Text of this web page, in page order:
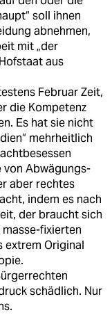
soll ihnen
abnehmen,
mit „der
aus
Februar Zeit,
die Kompetenz
Es hat sie nicht
mehrheitlich
von Abwägungs-
aber rechtes
indem es nach
der braucht sich
fixierten
extrem Original
schädlich. Nur